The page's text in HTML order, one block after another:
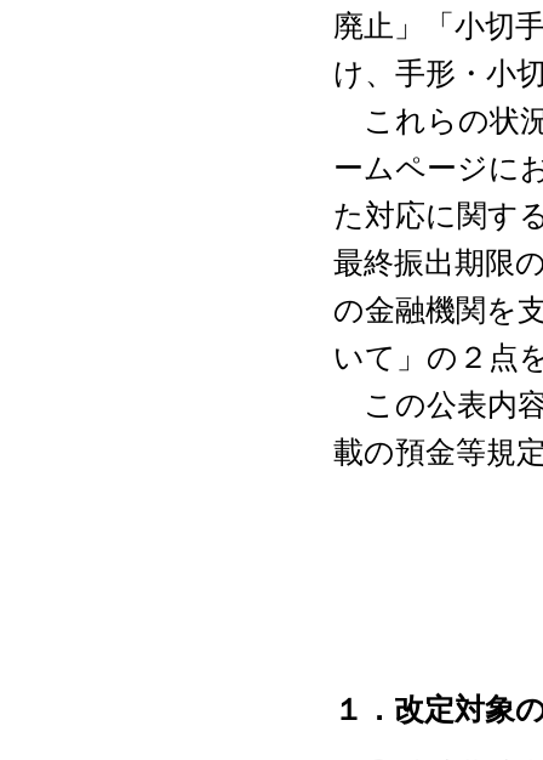
廃止」「小切
け、手形・小
これらの状
ームページに
た対応に関す
最終振出期限
の金融機関を
いて」の２点
この公表内
載の預金等規
１．改定対象